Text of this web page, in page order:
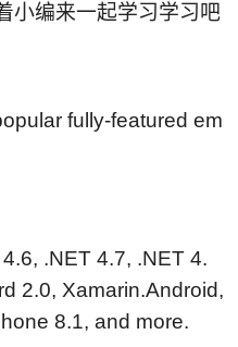
小编来一起学习学习吧
fully-featured em
.NET 4.7, .NET 4.
2.0, Xamarin.Android,
8.1, and more.